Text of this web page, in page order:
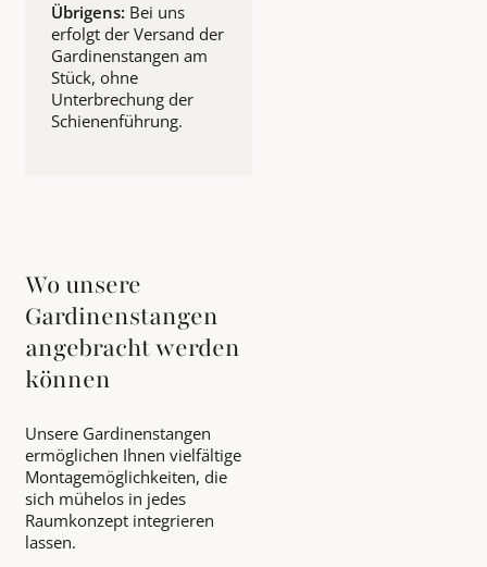
Übrigens: Bei uns
erfolgt der Versand der
Gardinenstangen am
Stück, ohne
Unterbrechung der
Schienenführung.
Wo unsere
Gardinenstangen
angebracht werden
können
Unsere Gardinenstangen
ermöglichen Ihnen vielfältige
Montagemöglichkeiten, die
sich mühelos in jedes
Raumkonzept integrieren
lassen.